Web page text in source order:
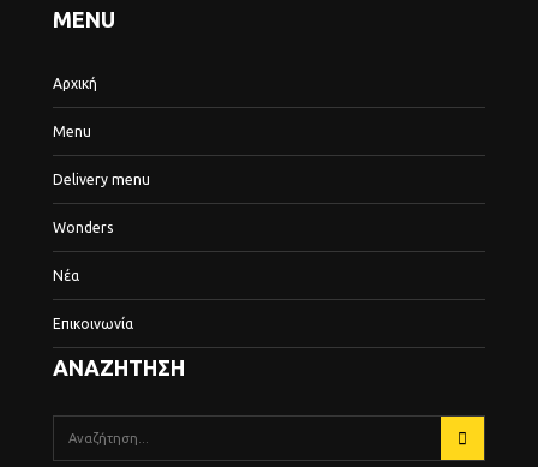
MENU
Αρχική
Menu
Delivery menu
Wonders
Νέα
Επικοινωνία
ΑΝΑΖΗΤΗΣΗ